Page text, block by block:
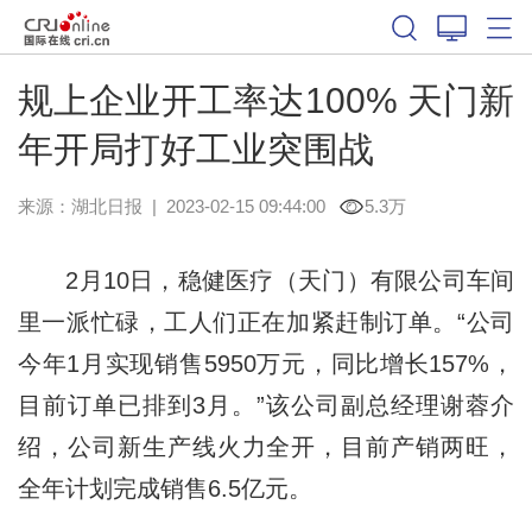
规上企业开工率达100% 天门新
年开局打好工业突围战
来源： 湖北日报 | 2023-02-15 09:44:00 5.3万
2月10日，稳健医疗（天门）有限公司车间
里一派忙碌，工人们正在加紧赶制订单。“公司
今年1月实现销售5950万元，同比增长157%，
目前订单已排到3月。”该公司副总经理谢蓉介
绍，公司新生产线火力全开，目前产销两旺，
全年计划完成销售6.5亿元。